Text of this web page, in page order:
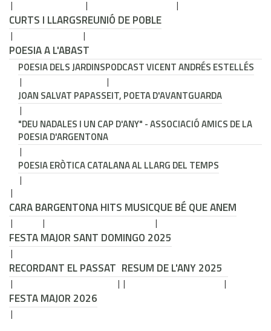
CURTS I LLARGSREUNIÓ DE POBLE
POESIA A L'ABAST
POESIA DELS JARDINSPODCAST VICENT ANDRÉS ESTELLÉS
JOAN SALVAT PAPASSEIT, POETA D'AVANTGUARDA
"DEU NADALES I UN CAP D'ANY" - ASSOCIACIÓ AMICS DE LA
POESIA D'ARGENTONA
POESIA ERÒTICA CATALANA AL LLARG DEL TEMPS
CARA BARGENTONA HITS MUSICQUE BÉ QUE ANEM
FESTA MAJOR SANT DOMINGO 2025
RECORDANT EL PASSAT RESUM DE L'ANY 2025
FESTA MAJOR 2026